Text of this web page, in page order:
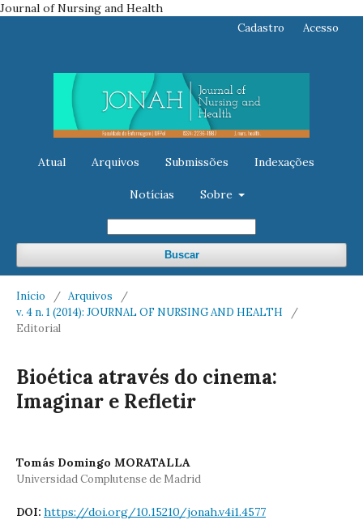
Journal of Nursing and Health
Atual Arquivos Submissões Indexações
Notícias Sobre
Buscar
Cadastro Acesso
Início / Arquivos
/
v. 4 n. 1 (2014): JOURNAL OF NURSING AND HEALTH
/
Editorial
Bioética através do cinema:
Imaginar e Refletir
Tomás Domingo MORATALLA
Universidad Complutense de Madrid
DOI: https://doi.org/10.15210/jonah.v4i1.4577